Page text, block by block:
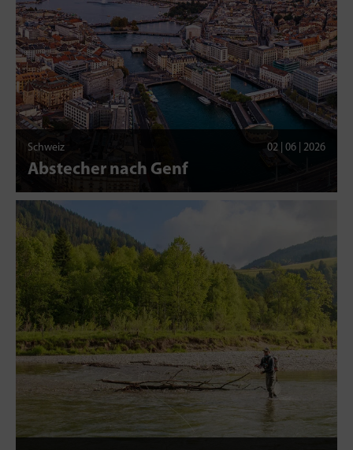
Schweiz 02 | 06 | 2026
Abstecher nach Genf